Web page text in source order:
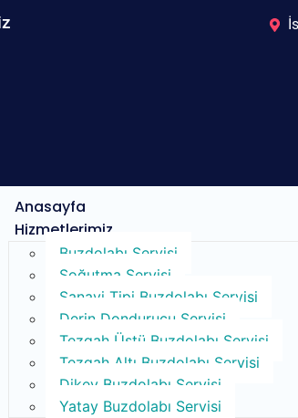
Anasayfa
Hizmetlerimiz
Buzdolabı Servisi​
Soğutma Servisi​
Sanayi Tipi Buzdolabı Servisi
Derin Dondurucu Servisi
Tezgah Üstü Buzdolabı Servisi
Tezgah Altı Buzdolabı Servisi
Dikey Buzdolabı Servisi
Yatay Buzdolabı Servisi